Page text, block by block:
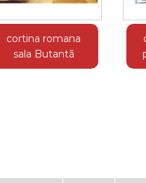
cortina romana
sala Butantã